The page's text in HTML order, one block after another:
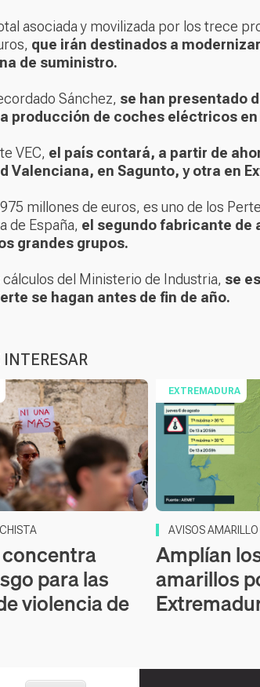
asociada y movilizada por los trece
que irán destinados a
de suministro.
Sánchez, se han presentado
producción de coches eléctricos
VEC, el país contará, a partir de
Valenciana, en Sagunto, y otra en
millones de euros, es uno de los
de España, el segundo fabricante de
grandes grupos.
del Ministerio de Industria, se
se hagan antes de fin de año.
para las
violencia de
EXTREMADURA
AVISOS AMARILLO
Amplían
amarillos